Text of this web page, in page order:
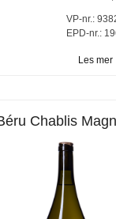
VP-nr.:
EPD-nr.:
Les mer
Chablis